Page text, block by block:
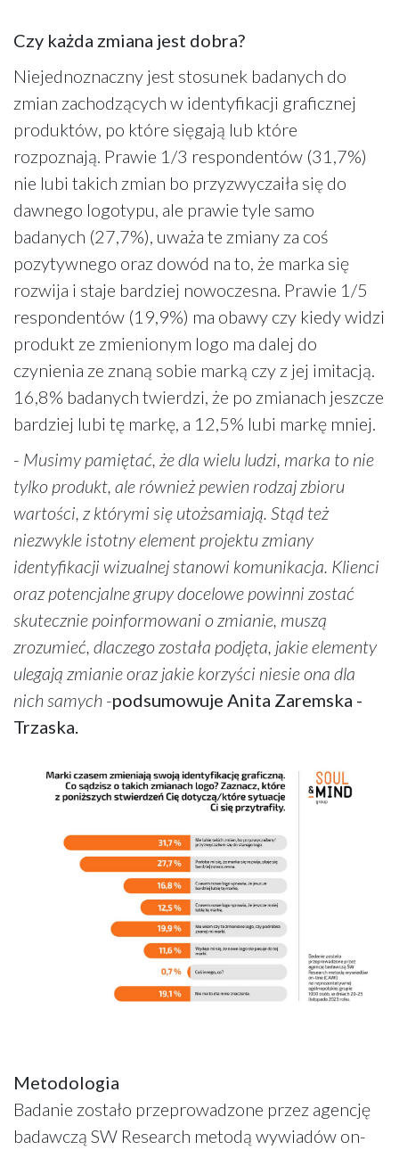
Czy każda zmiana jest dobra?
Niejednoznaczny jest stosunek badanych do
zmian zachodzących w identyfikacji graficznej
produktów, po które sięgają lub które
rozpoznają. Prawie 1/3 respondentów (31,7%)
nie lubi takich zmian bo przyzwyczaiła się do
dawnego logotypu, ale prawie tyle samo
badanych (27,7%), uważa te zmiany za coś
pozytywnego oraz dowód na to, że marka się
rozwija i staje bardziej nowoczesna. Prawie 1/5
respondentów (19,9%) ma obawy czy kiedy widzi
produkt ze zmienionym logo ma dalej do
czynienia ze znaną sobie marką czy z jej imitacją.
16,8% badanych twierdzi, że po zmianach jeszcze
bardziej lubi tę markę, a 12,5% lubi markę mniej.
- Musimy pamiętać, że dla wielu ludzi, marka to nie
tylko produkt, ale również pewien rodzaj zbioru
wartości, z którymi się utożsamiają. Stąd też
niezwykle istotny element projektu zmiany
identyfikacji wizualnej stanowi komunikacja. Klienci
oraz potencjalne grupy docelowe powinni zostać
skutecznie poinformowani o zmianie, muszą
zrozumieć, dlaczego została podjęta, jakie elementy
ulegają zmianie oraz jakie korzyści niesie ona dla
nich samych -podsumowuje Anita Zaremska -
Trzaska.
Metodologia
Badanie zostało przeprowadzone przez agencję
badawczą SW Research metodą wywiadów on-